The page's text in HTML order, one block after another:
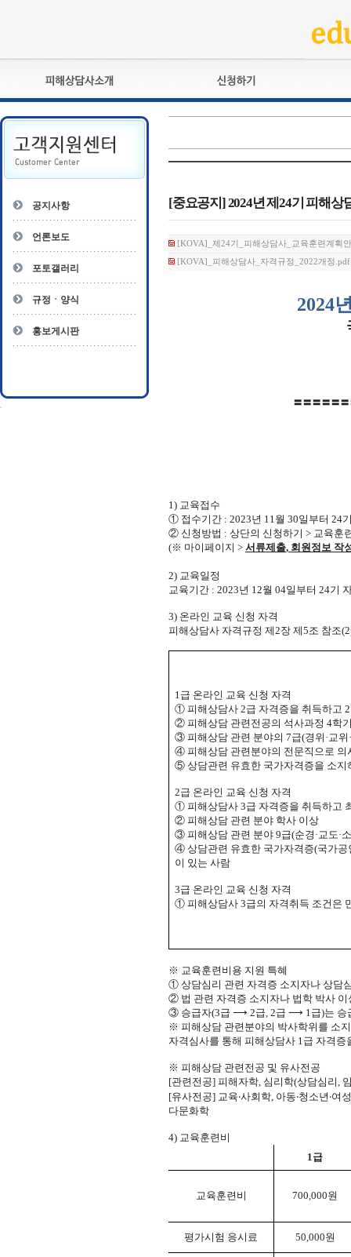
피해상담사란?
자격관리규정
상담사 자격증 확인
- 피해상담사 1급
- 전문수련감독자
- 전문수련기관
교육훈련
자격복원
공지사항
언론보도
포토갤러리
규정ㆍ양식
홍보게시판
[중요공지] 2024년 제24기 피해상
[KOVA]_제24기_피해상담사_교육훈련계획
[KOVA]_피해상담사_자격규정_2022개정
2024
〓〓〓〓〓〓
1) 교육접수
① 접수기간 : 2023년 11월 30일부터 24
② 신청방법 : 상단의 신청하기 > 교육훈
(※ 마이페이지 > 서류제출, 회원정보 작
2) 교육일정
교육기간 : 2023년 12월 04일부터 24기
3) 온라인 교육 신청 자격
피해상담사 자격규정 제2장 제5조 참조
1급 온라인 교육 신청 자격
① 피해상담사 2급 자격증을 취득하고 2
② 피해상담 관련전공의 석사과정 4학
③ 피해상담 관련 분야의 7급(경위 ·교위 ·
④ 피해상담 관련분야의 전문직으로 의
⑤ 상담관련 유효한 국가자격증을 소
2급 온라인 교육 신청 자격
① 피해상담사 3급 자격증을 취득하고
② 피해상담 관련 분야 학사 이상
③ 피해상담 관련 분야 9급(순경 ·교도·
④ 상담관련 유효한 국가자격증(국가공
이 있는 사람
3급 온라인 교육 신청 자격
① 피해상담사 3급의 자격취득 조건은
※ 교육훈련비용 지원 특혜
① 상담심리 관련 자격증 소지자나 상담
② 법 관련 자격증 소지자나 법학 박사
③ 승급자(3급 ⟶ 2급, 2급 ⟶ 1급)는 승
※ 피해상담 관련분야의 박사학위를 소
자격심사를 통해 피해상담사 1급 자격증
※ 피해상담 관련전공 및 유사전공
[관련전공] 피해자학, 심리학(상담심리,
[유사전공] 교육‧사회학, 아동‧청소년 ‧여성
다문화학
4) 교육훈련비
1급
교육훈련비 700,000원
평가시험 응시료 50,000원